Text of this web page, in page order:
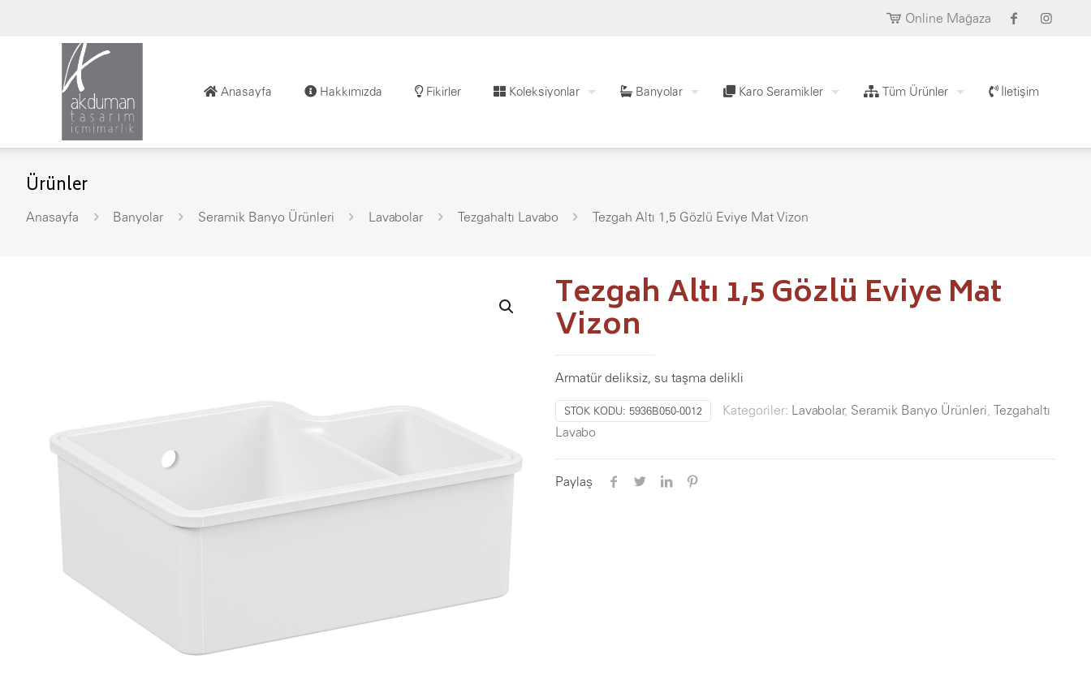
Online Mağaza
Anasayfa Hakkımızda Fikirler Koleksiyonlar Banyolar Karo Seramikler Tüm Ürünler İletişim
Ürünler
Anasayfa Banyolar Seramik Banyo Ürünleri Lavabolar Tezgahaltı Lavabo Tezgah Altı 1,5 Gözlü Eviye Mat Vizon
Tezgah Altı 1,5 Gözlü Eviye Mat
Vizon
Armatür deliksiz, su taşma delikli
STOK KODU: 5936B050-0012 Kategoriler: Lavabolar, Seramik Banyo Ürünleri Tezgahaltı
Lavabo
Paylaş